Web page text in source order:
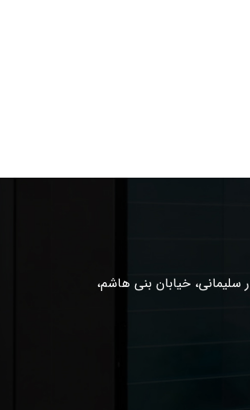
سلیمانی، خیابان بنی هاشم،